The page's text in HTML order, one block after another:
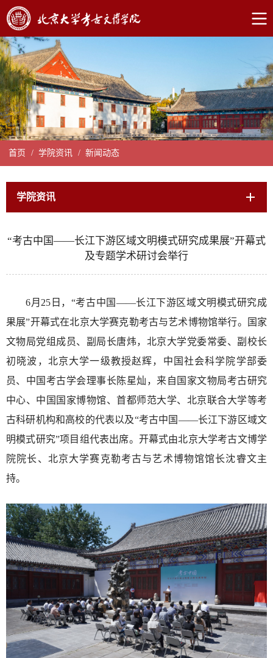
首页 / 学院资讯 / 新闻动态
学院资讯
“考古中国——长江下游区域文明模式研究成果展”开幕式
及专题学术研讨会举行
6月25日，“考古中国——长江下游区域文明模式研究成
果展”开幕式在北京大学赛克勒考古与艺术博物馆举行。国家
文物局党组成员、副局长唐炜，北京大学党委常委、副校长
初晓波，北京大学一级教授赵辉，中国社会科学院学部委
员、中国考古学会理事长陈星灿，来自国家文物局考古研究
中心、中国国家博物馆、首都师范大学、北京联合大学等考
古科研机构和高校的代表以及“考古中国——长江下游区域文
明模式研究”项目组代表出席。开幕式由北京大学考古文博学
院院长、北京大学赛克勒考古与艺术博物馆馆长沈睿文主
持。